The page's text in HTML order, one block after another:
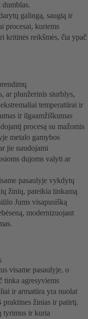
galingą, saugią ir
procesai, kuriems
kritinės reikšmės, čia ypač
ar plunžerinis siurblys,
temperatūrai ir
ir ilgaamžiškumas
procesą su mažomis
metalo gamybos
jie naudojami
dujoms valyti ar
pasaulyje vykdytų
žinių, pateikia tinkamą
Jums visapusišką
modernizuojant
visame pasaulyje, o
tinka agresyviems
ir armatūra yra nuolat
praktines žinias ir patirtį.
tyrimus ir kuria